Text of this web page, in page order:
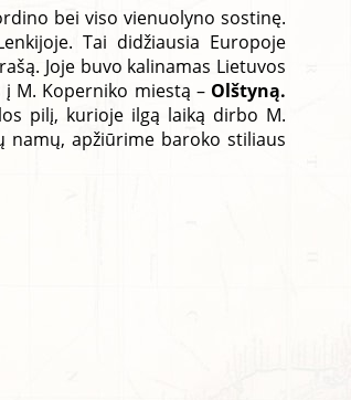
bei viso vienuolyno sostinę.
Tai didžiausia Europoje
Joje buvo kalinamas Lietuvos
į M. Koperniko miestą – Olštyną.
pilį, kurioje ilgą laiką dirbo M.
namų, apžiūrime baroko stiliaus